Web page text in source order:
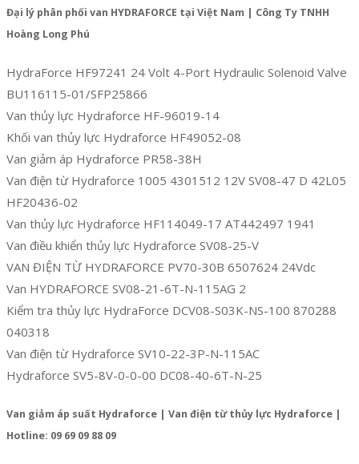
Đại lý phân phối van HYDRAFORCE tại Việt Nam | Công Ty TNHH
Hoàng Long Phú
HydraForce HF97241 24 Volt 4-Port Hydraulic Solenoid Valve
BU116115-01/SFP25866
Van thủy lực Hydraforce HF-96019-14
Khối van thủy lực Hydraforce HF49052-08
Van giảm áp Hydraforce PR58-38H
Van điện từ Hydraforce 1005 4301512 12V SV08-47 D 42L05
HF20436-02
Van thủy lực Hydraforce HF114049-17 AT442497 1941
Van điều khiển thủy lực Hydraforce SV08-25-V
VAN ĐIỆN TỪ HYDRAFORCE PV70-30B 6507624 24Vdc
Van HYDRAFORCE SV08-21-6T-N-115AG 2
Kiểm tra thủy lực HydraForce DCV08-S03K-NS-100 870288
040318
Van điện từ Hydraforce SV10-22-3P-N-115AC
Hydraforce SV5-8V-0-0-00 DC08-40-6T-N-25
Van giảm áp suất Hydraforce | Van điện từ thủy lực Hydraforce |
Hotline: 09 69 09 88 09